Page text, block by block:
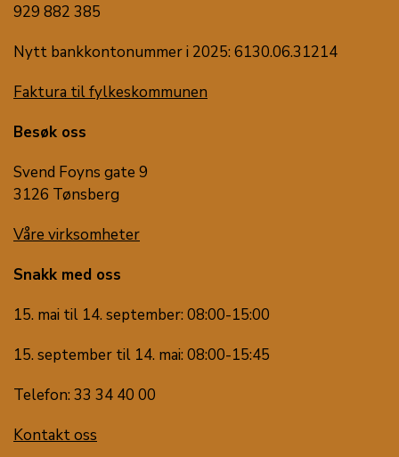
929 882 385
Nytt bankkontonummer i 2025: 6130.06.31214
Faktura til fylkeskommunen
Besøk oss
Svend Foyns gate 9
3126 Tønsberg
Våre virksomheter
Snakk med oss
15. mai til 14. september: 08:00-15:00
15. september til 14. mai: 08:00-15:45
Telefon: 33 34 40 00
Kontakt oss